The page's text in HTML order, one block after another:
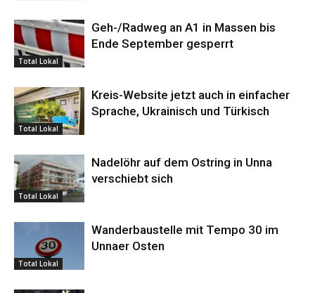
Total Lokal
Geh-/Radweg an A1 in Massen bis
Ende September gesperrt
Total Lokal
Kreis-Website jetzt auch in einfacher
Sprache, Ukrainisch und Türkisch
Total Lokal
Nadelöhr auf dem Ostring in Unna
verschiebt sich
Total Lokal
Wanderbaustelle mit Tempo 30 im
Unnaer Osten